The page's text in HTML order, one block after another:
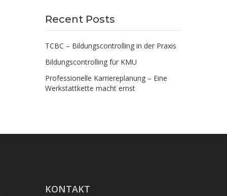
Recent Posts
TCBC – Bildungscontrolling in der Praxis
Bildungscontrolling für KMU
Professionelle Karriereplanung – Eine
Werkstattkette macht ernst
KONTAKT